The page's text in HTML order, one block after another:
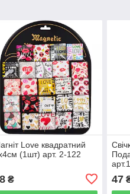
Love квадратний
(1шт) арт. 2-122
₴ 47